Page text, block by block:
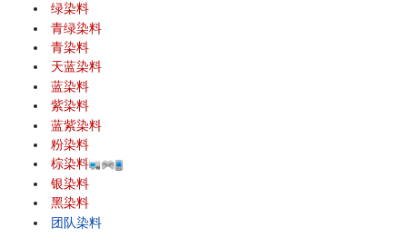
绿染料
青绿染料
青染料
天蓝染料
蓝染料
紫染料
蓝紫染料
粉染料
棕染料
银染料
黑染料
团队染料